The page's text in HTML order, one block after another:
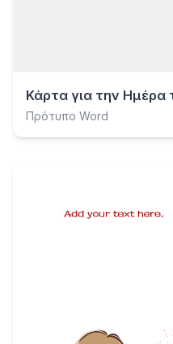
Πρότυπο Word